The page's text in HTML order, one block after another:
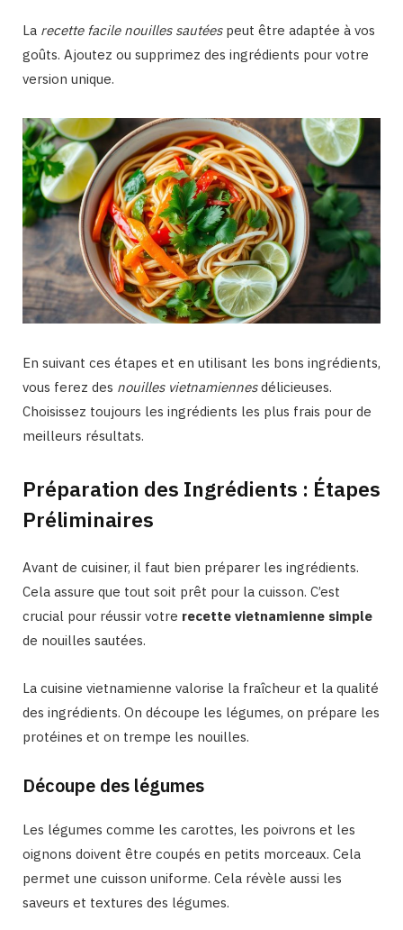
La recette facile nouilles sautéespeut être adaptée à vos
goûts. Ajoutez ou supprimez des ingrédients pour votre
version unique.
En suivant ces étapes et en utilisant les bons ingrédients,
vous ferez des nouilles vietnamiennesdélicieuses.
Choisissez toujours les ingrédients les plus frais pour de
meilleurs résultats.
Préparation des Ingrédients : Étapes
Préliminaires
Avant de cuisiner, il faut bien préparer les ingrédients.
Cela assure que tout soit prêt pour la cuisson. C’est
crucial pour réussir votre recette vietnamienne simple
de nouilles sautées.
La cuisine vietnamienne valorise la fraîcheur et la qualité
des ingrédients. On découpe les légumes, on prépare les
protéines et on trempe les nouilles.
Découpe des légumes
Les légumes comme les carottes, les poivrons et les
oignons doivent être coupés en petits morceaux. Cela
permet une cuisson uniforme. Cela révèle aussi les
saveurs et textures des légumes.